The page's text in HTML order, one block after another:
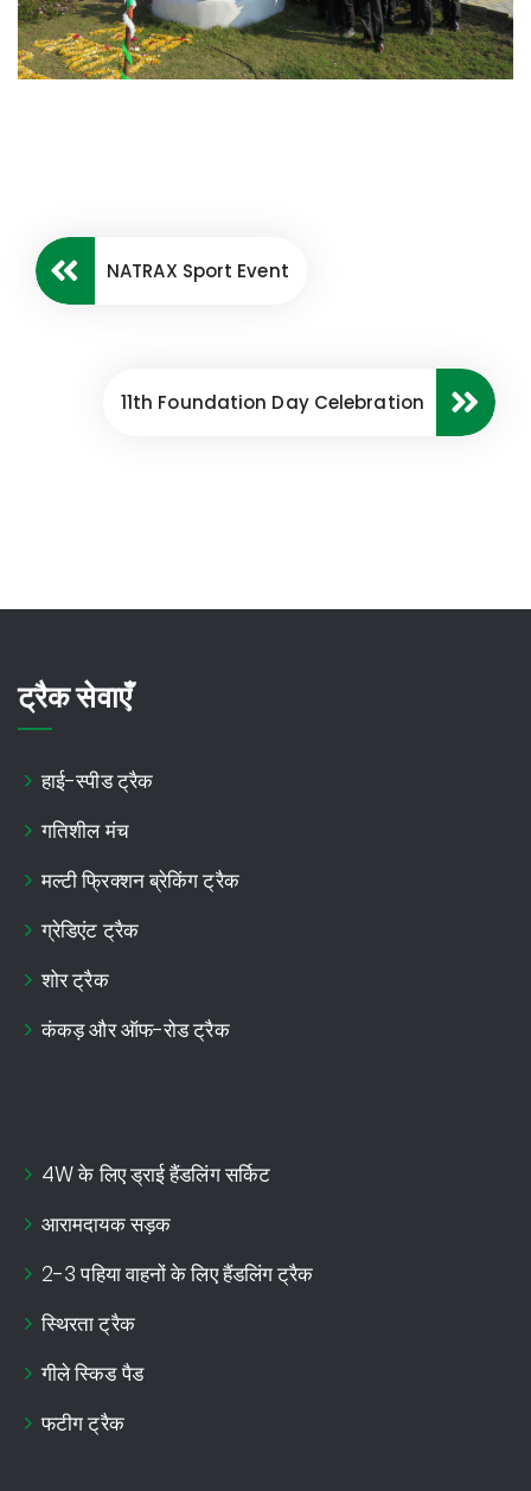
NATRAX Sport Event
11th Foundation Day Celebration
ट्रैक सेवाएँ
हाई-स्पीड ट्रैक
गतिशील मंच
मल्टी फ्रिक्शन ब्रेकिंग ट्रैक
ग्रेडिएंट ट्रैक
शोर ट्रैक
कंकड़ और ऑफ-रोड ट्रैक
4W के लिए ड्राई हैंडलिंग सर्किट
आरामदायक सड़क
2-3 पहिया वाहनों के लिए हैंडलिंग ट्रैक
स्थिरता ट्रैक
गीले स्किड पैड
फटीग ट्रैक